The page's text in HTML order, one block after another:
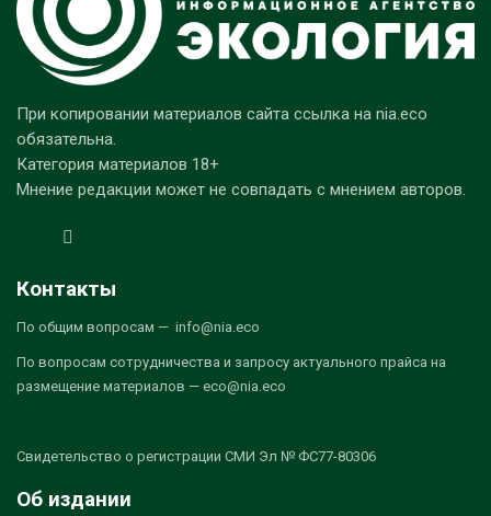
При копировании материалов сайта ссылка на nia.eco
обязательна.
Категория материалов 18+
Мнение редакции может не совпадать с мнением авторов.
Контакты
По общим вопросам — info@nia.eco
По вопросам сотрудничества и запросу актуального прайса на
размещение материалов — eco@nia.eco
Свидетельство о регистрации СМИ Эл № ФС77-80306
Об издании